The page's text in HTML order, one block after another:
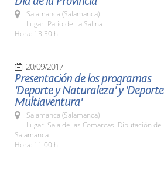
Salamanca (Salamanca)
Lugar: Patio de La Salina
Hora: 13:30 h.
20/09/2017
Presentación de los programas
'Deporte y Naturaleza' y 'Deporte
Multiaventura'
Salamanca (Salamanca)
Lugar: Sala de las Comarcas. Diputación de
Salamanca
Hora: 11:00 h.